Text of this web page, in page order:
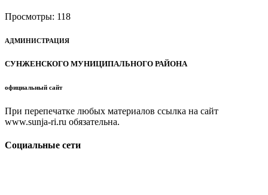
Просмотры: 118
АДМИНИСТРАЦИЯ
СУНЖЕНСКОГО МУНИЦИПАЛЬНОГО РАЙОНА
официальный сайт
При перепечатке любых материалов ссылка на сайт
www.sunja-ri.ru обязательна.
Социальные сети